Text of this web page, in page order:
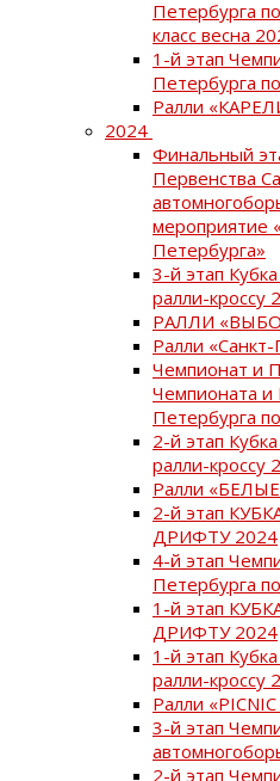
Петербурга
класс весна
1-й этап
Петербурга
Ралли
2024
Финальный
Первенства
мероприятие
Петербурга»
3-й этап
ралли-кроссу
РАЛЛИ
Ралли
Чемпионат и
Чемпионата и
Петербурга
2-й этап
ралли-кроссу
Ралли
2-й этап
ДРИФТУ 2024
4-й этап
Петербурга
1-й этап
ДРИФТУ 2024
1-й этап
ралли-кроссу
Ралли
3-й этап
2-й этап